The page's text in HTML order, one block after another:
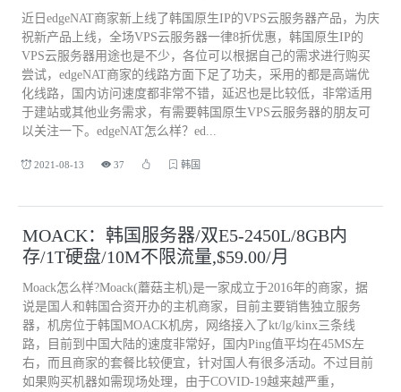
近日edgeNAT商家新上线了韩国原生IP的VPS云服务器产品，为庆
祝新产品上线，全场VPS云服务器一律8折优惠，韩国原生IP的
VPS云服务器用途也是不少，各位可以根据自己的需求进行购买
尝试，edgeNAT商家的线路方面下足了功夫，采用的都是高端优
化线路，国内访问速度都非常不错，延迟也是比较低，非常适用
于建站或其他业务需求，有需要韩国原生VPS云服务器的朋友可
以关注一下。edgeNAT怎么样？ed...
2021-08-13 37 韩国
MOACK：韩国服务器/双E5-2450L/8GB内
存/1T硬盘/10M不限流量,$59.00/月
Moack怎么样?Moack(蘑菇主机)是一家成立于2016年的商家，据
说是国人和韩国合资开办的主机商家，目前主要销售独立服务
器，机房位于韩国MOACK机房，网络接入了kt/lg/kinx三条线
路，目前到中国大陆的速度非常好，国内Ping值平均在45MS左
右，而且商家的套餐比较便宜，针对国人有很多活动。不过目前
如果购买机器如需现场处理，由于COVID-19越来越严重，